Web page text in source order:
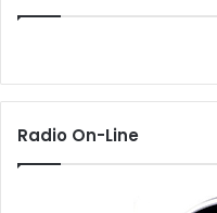
Radio On-Line